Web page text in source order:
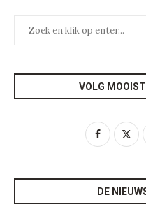
VOLG
DE